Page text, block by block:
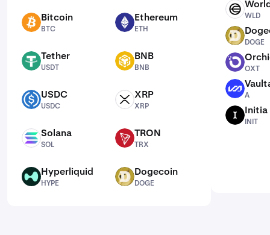
BTC Bitcoin
BTC
ETH Ethereum
ETH
USDT Tether
USDT
BNB BNB
BNB
USDC USDC
USDC
XRP XRP
XRP
SOL Solana
SOL
TRX TRON
TRX
HYPE Hyperliquid
HYPE
DOGE Dogecoin
DOGE
WLD
WLD
DOGE
DOGE
OXT
OXT
A
A
Initia
INIT